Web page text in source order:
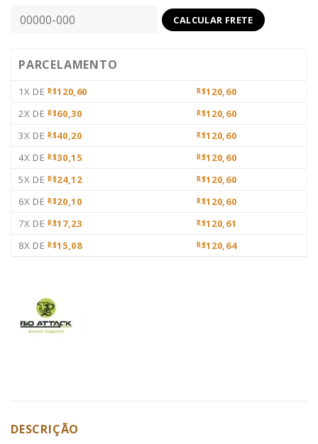
PARCELAMENTO
1X DE R$120,60 R$120,60
2X DE R$60,30 R$120,60
3X DE R$40,20 R$120,60
4X DE R$30,15 R$120,60
5X DE R$24,12 R$120,60
6X DE R$20,10 R$120,60
7X DE R$17,23 R$120,61
8X DE R$15,08 R$120,64
DESCRIÇÃO